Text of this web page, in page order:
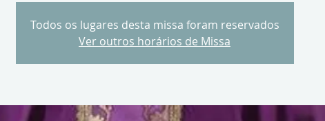
Todos os lugares desta missa foram reservados
Ver outros horários de Missa